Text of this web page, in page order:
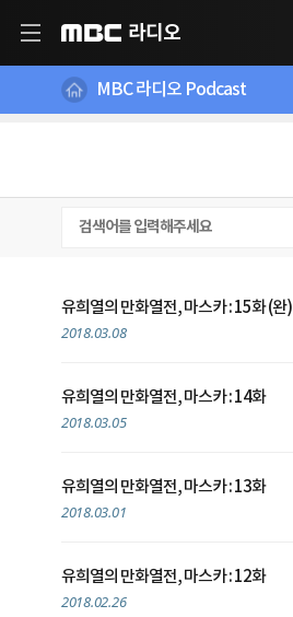
라디오
MBC 라디오 Podcast
유희열의 만화열전, 마스카 : 15화 (완)
2018.03.08
유희열의 만화열전, 마스카 : 14화
2018.03.05
유희열의 만화열전, 마스카 : 13화
2018.03.01
유희열의 만화열전, 마스카 : 12화
2018.02.26